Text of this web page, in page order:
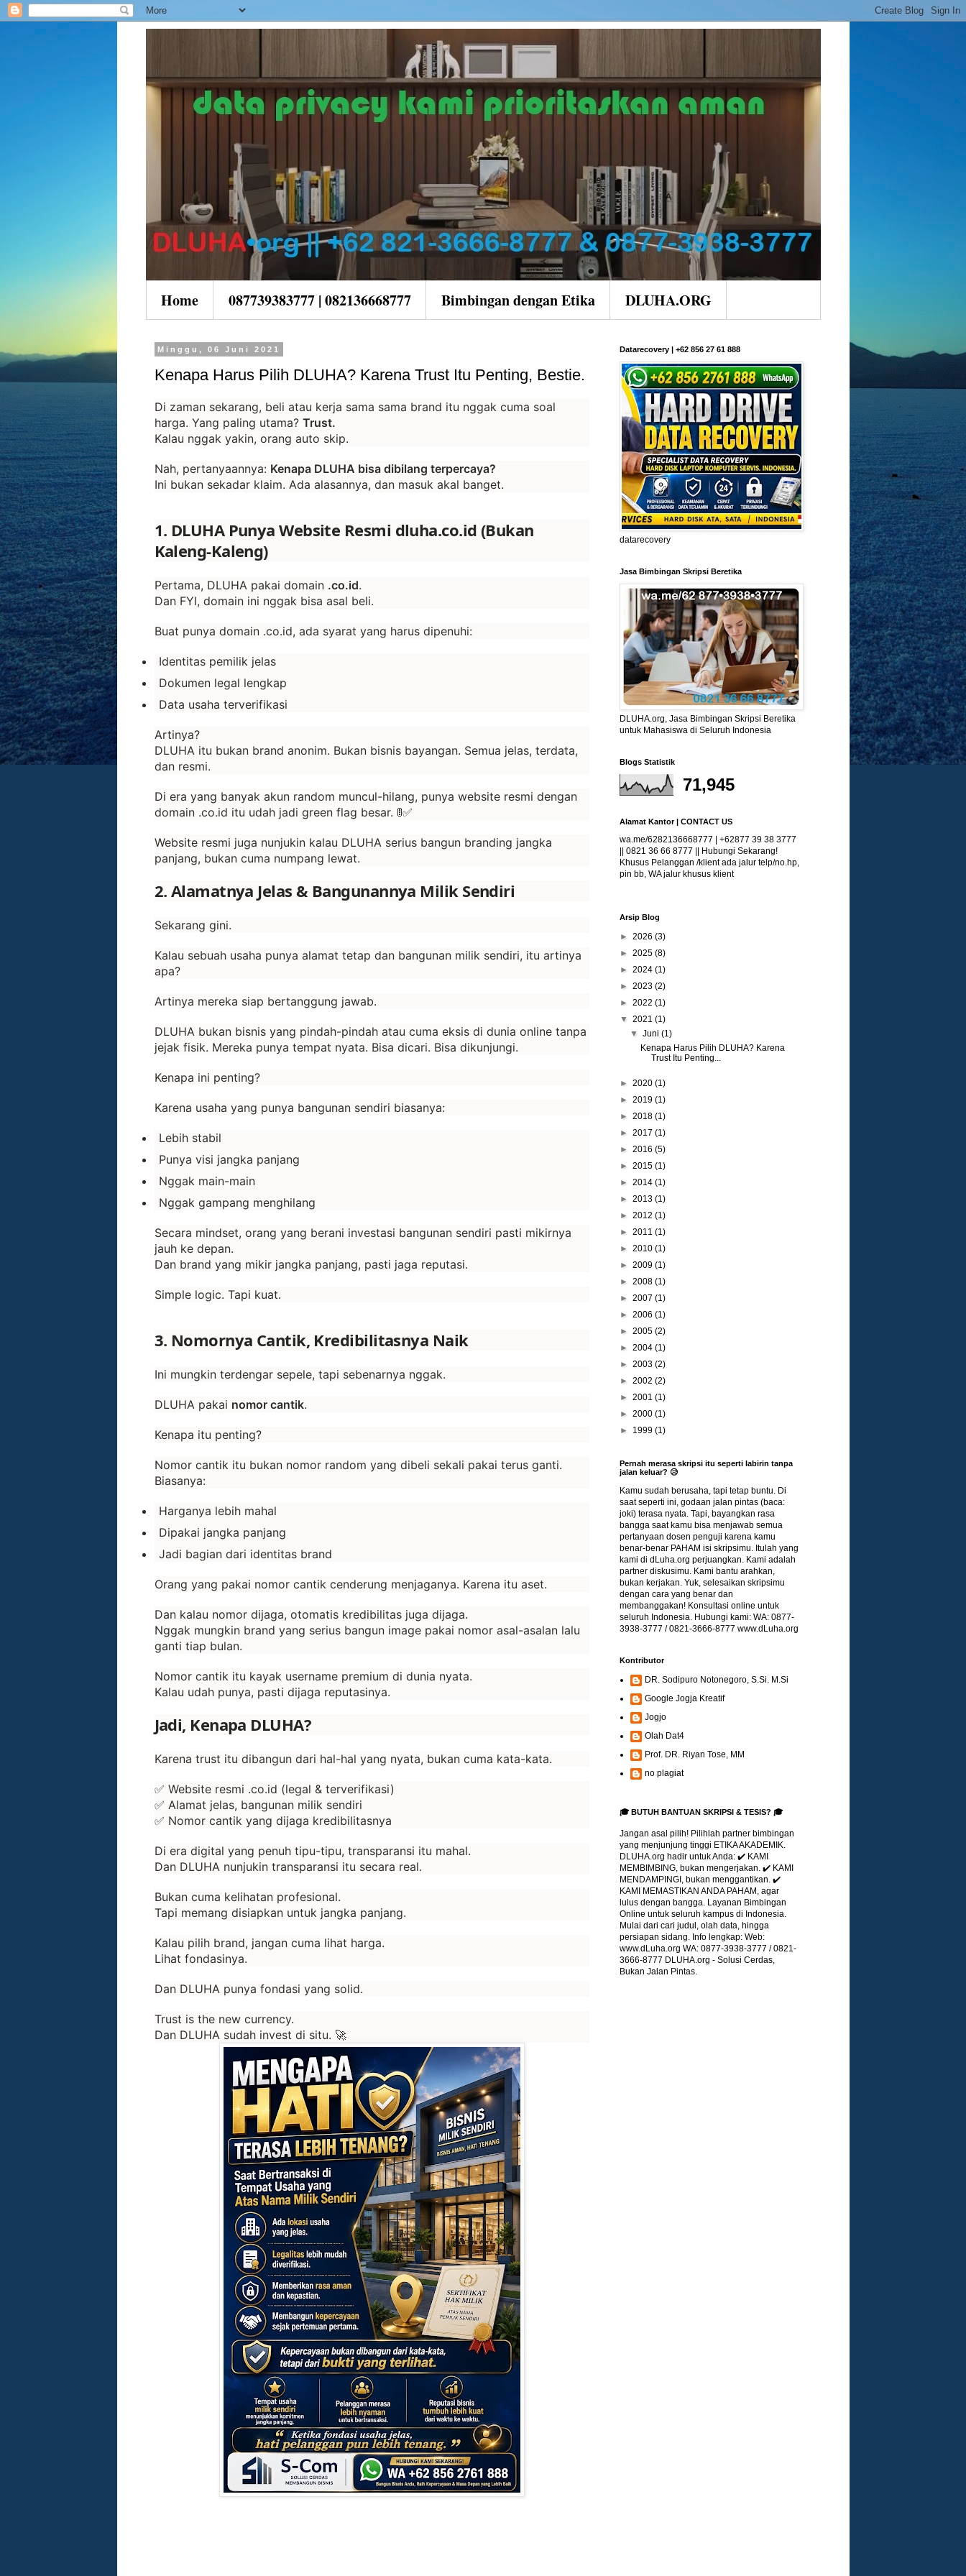
Home 087739383777 | 082136668777 Bimbingan dengan Etika DLUHA.ORG
Minggu, 06 Juni 2021
Kenapa Harus Pilih DLUHA? Karena Trust Itu Penting, Bestie.
Di zaman sekarang, beli atau kerja sama sama brand itu nggak cuma soal
harga. Yang paling utama? Trust.
Kalau nggak yakin, orang auto skip.
Nah, pertanyaannya: Kenapa DLUHA bisa dibilang terpercaya?
Ini bukan sekadar klaim. Ada alasannya, dan masuk akal banget.
1. DLUHA Punya Website Resmi dluha.co.id (Bukan
Kaleng-Kaleng)
Pertama, DLUHA pakai domain .co.id.
Dan FYI, domain ini nggak bisa asal beli.
Buat punya domain .co.id, ada syarat yang harus dipenuhi:
Identitas pemilik jelas
Dokumen legal lengkap
Data usaha terverifikasi
Artinya?
DLUHA itu bukan brand anonim. Bukan bisnis bayangan. Semua jelas, terdata,
dan resmi.
Di era yang banyak akun random muncul-hilang, punya website resmi dengan
domain .co.id itu udah jadi green flag besar. 🚦✅
Website resmi juga nunjukin kalau DLUHA serius bangun branding jangka
panjang, bukan cuma numpang lewat.
2. Alamatnya Jelas & Bangunannya Milik Sendiri
Sekarang gini.
Kalau sebuah usaha punya alamat tetap dan bangunan milik sendiri, itu artinya
apa?
Artinya mereka siap bertanggung jawab.
DLUHA bukan bisnis yang pindah-pindah atau cuma eksis di dunia online tanpa
jejak fisik. Mereka punya tempat nyata. Bisa dicari. Bisa dikunjungi.
Kenapa ini penting?
Karena usaha yang punya bangunan sendiri biasanya:
Lebih stabil
Punya visi jangka panjang
Nggak main-main
Nggak gampang menghilang
Secara mindset, orang yang berani investasi bangunan sendiri pasti mikirnya
jauh ke depan.
Dan brand yang mikir jangka panjang, pasti jaga reputasi.
Simple logic. Tapi kuat.
3. Nomornya Cantik, Kredibilitasnya Naik
Ini mungkin terdengar sepele, tapi sebenarnya nggak.
DLUHA pakai nomor cantik.
Kenapa itu penting?
Nomor cantik itu bukan nomor random yang dibeli sekali pakai terus ganti.
Biasanya:
Harganya lebih mahal
Dipakai jangka panjang
Jadi bagian dari identitas brand
Orang yang pakai nomor cantik cenderung menjaganya. Karena itu aset.
Dan kalau nomor dijaga, otomatis kredibilitas juga dijaga.
Nggak mungkin brand yang serius bangun image pakai nomor asal-asalan lalu
ganti tiap bulan.
Nomor cantik itu kayak username premium di dunia nyata.
Kalau udah punya, pasti dijaga reputasinya.
Jadi, Kenapa DLUHA?
Karena trust itu dibangun dari hal-hal yang nyata, bukan cuma kata-kata.
✅ Website resmi .co.id (legal & terverifikasi)
✅ Alamat jelas, bangunan milik sendiri
✅ Nomor cantik yang dijaga kredibilitasnya
Di era digital yang penuh tipu-tipu, transparansi itu mahal.
Dan DLUHA nunjukin transparansi itu secara real.
Bukan cuma kelihatan profesional.
Tapi memang disiapkan untuk jangka panjang.
Kalau pilih brand, jangan cuma lihat harga.
Lihat fondasinya.
Dan DLUHA punya fondasi yang solid.
Trust is the new currency.
Dan DLUHA sudah invest di situ. 🚀
Datarecovery | +62 856 27 61 888
datarecovery
Jasa Bimbingan Skripsi Beretika
DLUHA.org, Jasa Bimbingan Skripsi Beretika
untuk Mahasiswa di Seluruh Indonesia
Blogs Statistik
71,945
Alamat Kantor | CONTACT US
wa.me/6282136668777 | +62877 39 38 3777
|| 0821 36 66 8777 || Hubungi Sekarang!
Khusus Pelanggan /klient ada jalur telp/no.hp,
pin bb, WA jalur khusus klient
Arsip Blog
► 2026 (3)
► 2025 (8)
► 2024 (1)
► 2023 (2)
► 2022 (1)
▼ 2021 (1)
▼ Juni (1)
Kenapa Harus Pilih DLUHA? Karena
Trust Itu Penting...
► 2020 (1)
► 2019 (1)
► 2018 (1)
► 2017 (1)
► 2016 (5)
► 2015 (1)
► 2014 (1)
► 2013 (1)
► 2012 (1)
► 2011 (1)
► 2010 (1)
► 2009 (1)
► 2008 (1)
► 2007 (1)
► 2006 (1)
► 2005 (2)
► 2004 (1)
► 2003 (2)
► 2002 (2)
► 2001 (1)
► 2000 (1)
►
1999 (1)
Pernah merasa skripsi itu seperti labirin tanpa
jalan keluar? 😥
Kamu sudah berusaha, tapi tetap buntu. Di
saat seperti ini, godaan jalan pintas (baca:
joki) terasa nyata. Tapi, bayangkan rasa
bangga saat kamu bisa menjawab semua
pertanyaan dosen penguji karena kamu
benar-benar PAHAM isi skripsimu. Itulah yang
kami di dLuha.org perjuangkan. Kami adalah
partner diskusimu. Kami bantu arahkan,
bukan kerjakan. Yuk, selesaikan skripsimu
dengan cara yang benar dan
membanggakan! Konsultasi online untuk
seluruh Indonesia. Hubungi kami: WA: 0877-
3938-3777 / 0821-3666-8777 www.dLuha.org
Kontributor
DR. Sodipuro Notonegoro, S.Si. M.Si
Google Jogja Kreatif
Jogjo
Olah Dat4
Prof. DR. Riyan Tose, MM
no plagiat
🎓 BUTUH BANTUAN SKRIPSI & TESIS? 🎓
Jangan asal pilih! Pilihlah partner bimbingan
yang menjunjung tinggi ETIKA AKADEMIK.
DLUHA.org hadir untuk Anda: ✔️ KAMI
MEMBIMBING, bukan mengerjakan. ✔️ KAMI
MENDAMPINGI, bukan menggantikan. ✔️
KAMI MEMASTIKAN ANDA PAHAM, agar
lulus dengan bangga. Layanan Bimbingan
Online untuk seluruh kampus di Indonesia.
Mulai dari cari judul, olah data, hingga
persiapan sidang. Info lengkap: Web:
www.dLuha.org WA: 0877-3938-3777 / 0821-
3666-8777 DLUHA.org - Solusi Cerdas,
Bukan Jalan Pintas.